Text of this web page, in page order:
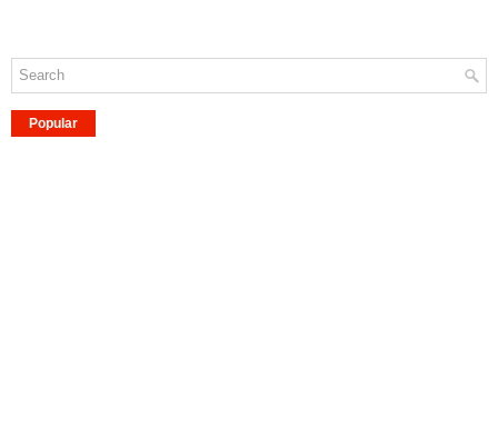
Popular